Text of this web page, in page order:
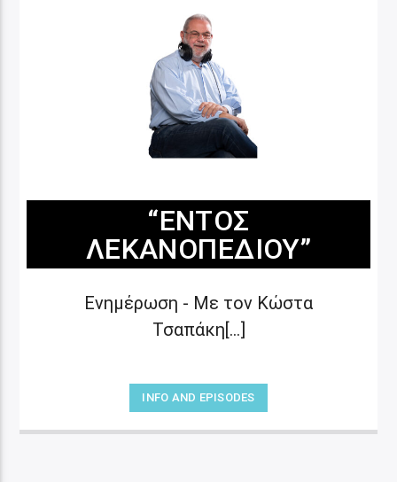
“ΕΝΤΌΣ
ΛΕΚΑΝΟΠΕΔΊΟΥ”
Ενημέρωση - Με τον Κώστα
Τσαπάκη[...]
INFO AND EPISODES